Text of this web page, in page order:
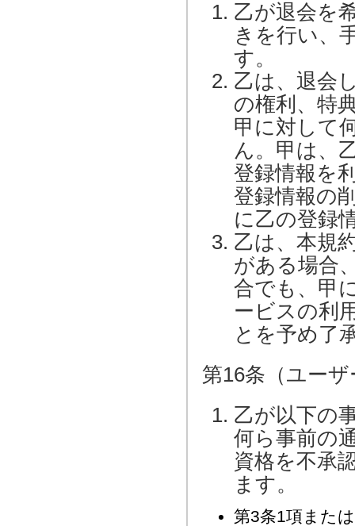
乙が退会を
きを行い、
す。
乙は、退会
の権利、特
甲に対して
ん。甲は、
登録情報を
登録情報の
に乙の登録
乙は、本規
がある場合
合でも、甲
ービスの利
とを予め了
第16条（ユー
乙が以下の
何ら事前の
資格を不承
ます。
第3条1項また